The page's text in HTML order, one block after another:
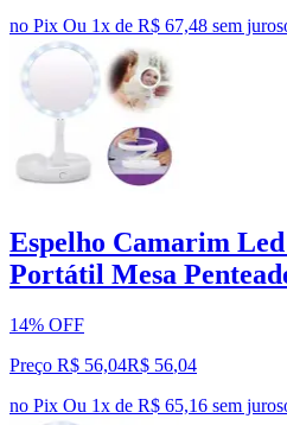
no Pix Ou 1x de R$ 67,48 sem juros
Espelho Camarim
Portátil Mesa
14% OFF
Preço R$ 56,04R$ 56,04
no Pix Ou 1x de R$ 65,16 sem juros